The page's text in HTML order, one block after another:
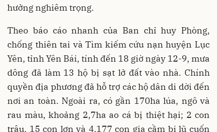
hưởng nghiêm trọng.
Theo báo cáo nhanh của Ban chỉ huy Phòng,
chống thiên tai và Tìm kiếm cứu nạn huyện Lục
Yên, tỉnh Yên Bái, tính đến 18 giờ ngày 12-9, mưa
dông đã làm 13 hộ bị sạt lở đất vào nhà. Chính
quyền địa phương đã hỗ trợ các hộ dân di dời đến
nơi an toàn. Ngoài ra, có gần 170ha lúa, ngô và
rau màu, khoảng 2,7ha ao cá bị thiệt hại; 2 con
trâu, 15 con lợn và 4.177 con gia cầm bị lũ cuốn